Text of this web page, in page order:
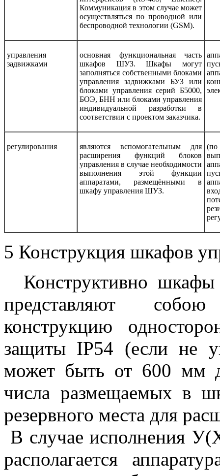
Коммуникация в этом случае может
осуществляться по проводной или
беспроводной технологии (GSM).
управления
задвижками
основная функциональная часть
шкафов ШУЗ. Шкафы могут
заполняться собственными блоками
управления задвижками БУЗ или
блоками управления серий Б5000,
БОЭ, БНН или блоками управления
индивидуальной разработки в
соответствии с проектом заказчика.
регулирования
являются вспомогательным для
расширения функций блоков
управления в случае необходимости
выполнения этой функции
аппаратами, размещёнными в
шкафу управления ШУЗ.
5 Конструкция шкафов
Конструктивно
представляют
конструкцию
защиты IP54 (если не
может быть от 600 мм
числа размещаемых в
резервного места для
В случае исполнения
располагается